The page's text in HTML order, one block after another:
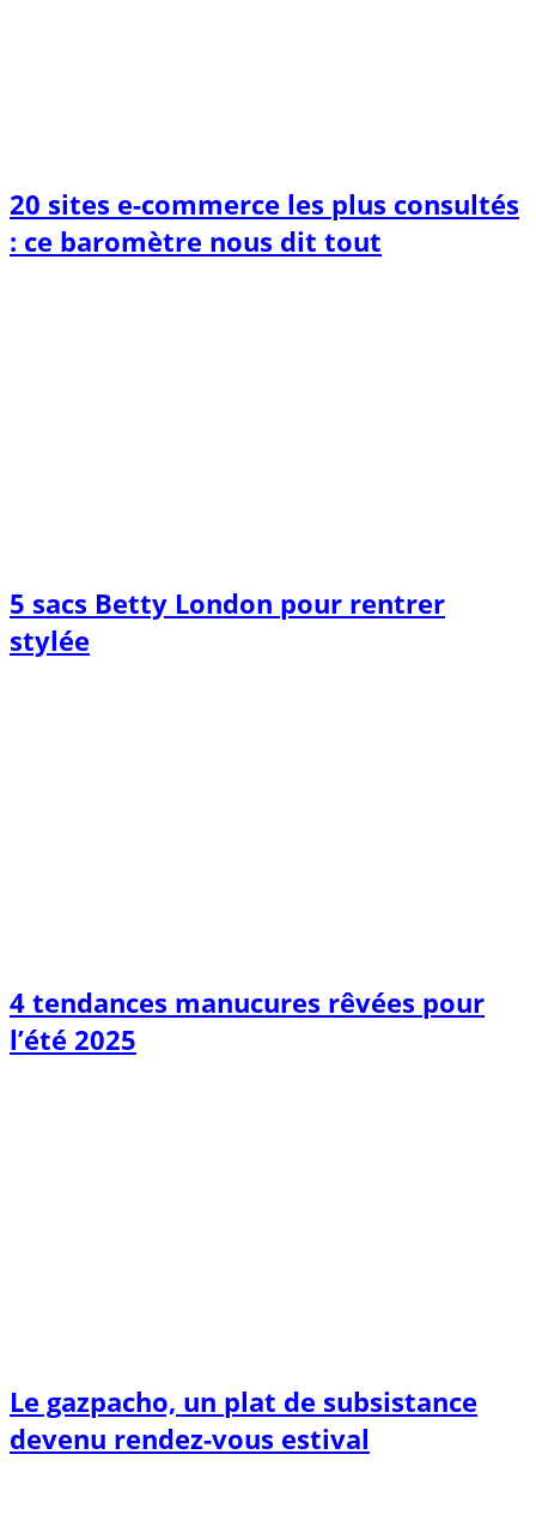
20 sites e-commerce les plus consultés
: ce baromètre nous dit tout
5 sacs Betty London pour rentrer
stylée
4 tendances manucures rêvées pour
l’été 2025
Le gazpacho, un plat de subsistance
devenu rendez-vous estival